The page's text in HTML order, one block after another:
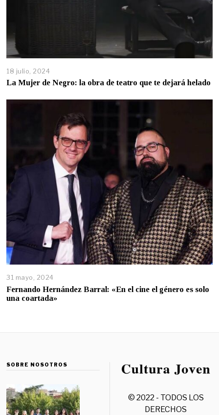
18 julio, 2024
La Mujer de Negro: la obra de teatro que te dejará helado
31 mayo, 2024
Fernando Hernández Barral: «En el cine el género es solo
una coartada»
SOBRE NOSOTROS
© 2022 - TODOS LOS
DERECHOS